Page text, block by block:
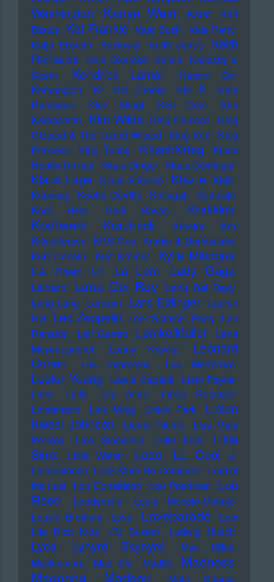
Washington
Kanye West Karat
Karl
Bartos Kat Frankie Kate Bush Kate Perry
Katja Ebstein
Kavinsky Keith Jarrett
Keith
Richards Kele Okereke Kelela Kemistry &
Storm
Kendrick Lamar
Kerstin Ott
Khruangbin
KI KId Creole KId P.
KIda
Ramadan
KIev Stingl KIm Deal
KIm
Kardashian KIm Wilde KIng Crimson KIng
Gizzard & The Lizard Wizard KIng Kurt KIng
Princess
KIng Tubby KItschKrieg
Klaas
Heufer-Umlauf Klaus Dinger Klaus Doldinger
Klaus Lage Klaus Schulze Klez.e KMD
Kneecap Koefte DeVille Kollegah Kompakt
Kool Herc
Kool Savas Kraftklub
Kraftwerk Krautrock Kreator
Kris
Kristofferson KRS-One Kruder & Dorfmeister
Kurt Cobain
Kurt Krömer Kylie Minogue
L.A. Priest L7 La Lom Lady Gaga
Laibach Lana Del Rey
Lana Del Reyy
Lang Lang Lankum Lars Eidinger Lauryn
Hill Led Zeppelin Lee "Scratch" Perry Lee
Ranaldo
Leif Garrett Lemke/Müller
Lena
Meyer-Landrut
Lenny Kravitz
Leonard
Cohen
Les Impremes Les McKeown
Lester Young Lewis Capaldi Liam Payne
Liars
Lilith Lily Allen
Linda Ronstadt
Lindemann
Link Wray Linkin Park
Linton
Kwesi Johnson
Lionel Richie
Lisa Mary
Presley
Lisa Stansfield Little Feat
Little
Simz
Little Walter Lizzo LL Cool J
Lollapalooza Look Mum No Computer Lord of
the Lost Lou Donaldson Lou Pearlman Lou
Reed
Loudermilk
Louis Moholo-Moholo
Louvin Brothers
Love Loveparade
Low
Life Rich Kids
LTJ Bukem Ludwig Hirsch
Lyca Lynyrd Skynyrd
Mac Miller
Macklemore
Mad Sin Madlib
Madness
Madonna
Madsen Main Source